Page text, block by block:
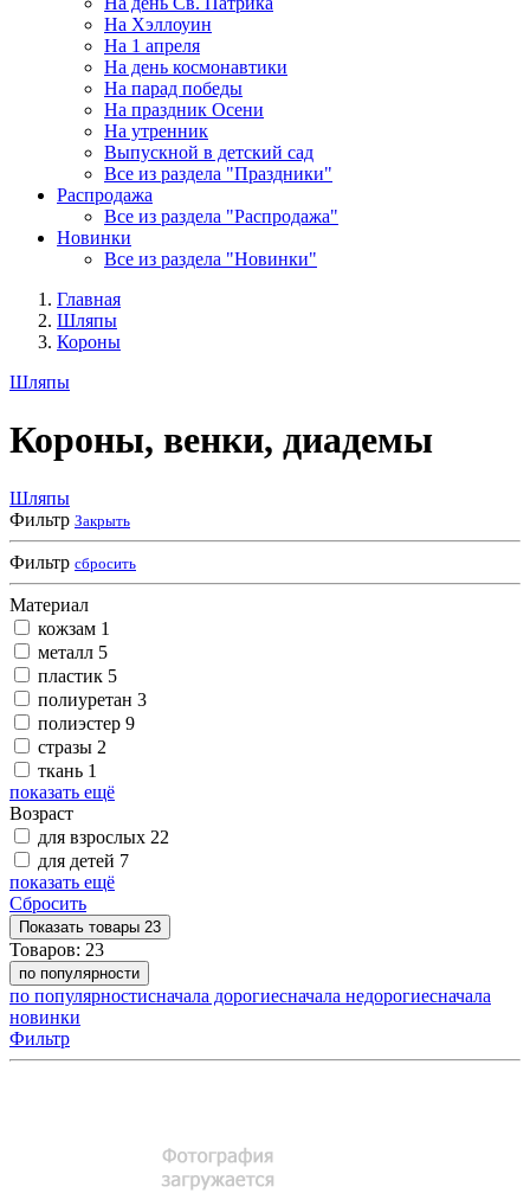
На Хэллоуин
На 1 апреля
На день космонавтики
На парад победы
На праздник Осени
На утренник
Выпускной в детский сад
Все из раздела "Праздники"
Распродажа
Все из раздела "Распродажа"
Новинки
Все из раздела "Новинки"
Главная
Шляпы
Короны
Шляпы
Короны, венки, диадемы
Шляпы
Фильтр Закрыть
Фильтр сбросить
Материал
кожзам 1
металл 5
пластик 5
полиуретан 3
полиэстер 9
стразы 2
ткань 1
показать ещё
Возраст
для взрослых 22
для детей 7
показать ещё
Сбросить
Показать товары 23
Товаров: 23
по популярности
по популярностисначала дорогиесначала недорогиесначала
новинки
Фильтр